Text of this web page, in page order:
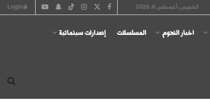
الخميس, أغسطس 6, 2026
أخبار النجوم المسلسلات إصدارات سينمائية